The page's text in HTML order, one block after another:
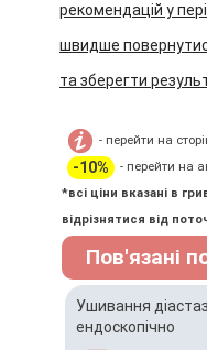
рекомендацій у
швидше
та зберегти
- перейти на
-10%
- перейти на
*всі ціни вказані в
відрізнятися від
Пов'язані
Ушивання
ендоскопічно